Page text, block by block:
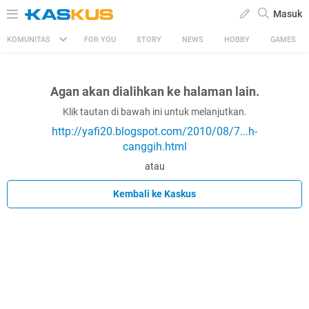
Masuk
KOMUNITAS FOR YOU STORY NEWS HOBBY GAMES
Agan akan dialihkan ke halaman lain.
Klik tautan di bawah ini untuk melanjutkan.
http://yafi20.blogspot.com/2010/08/7...h-
canggih.html
atau
Kembali ke Kaskus